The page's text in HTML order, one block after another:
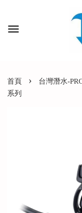
首頁 ›
台灣潛水-
系列